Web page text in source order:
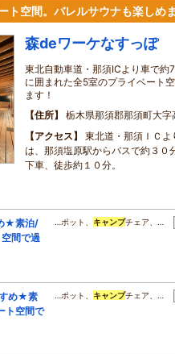
ト空間。バレルサウナも楽しめ
森deワーケなすっぽ
東北自動車道・那須ICより車で約
に囲まれた全5室のプライベート
ます！
住所
栃木県那須郡那須町大
アクセス
東北道・那須ＩＣ
は、那須塩原駅からバスで約３０
下車、徒歩約１０分。
★素泊/
間で過
…ポット、 キャンプチェア、…
すめ★素
ト空間で
…ポット、 キャンプチェア、…